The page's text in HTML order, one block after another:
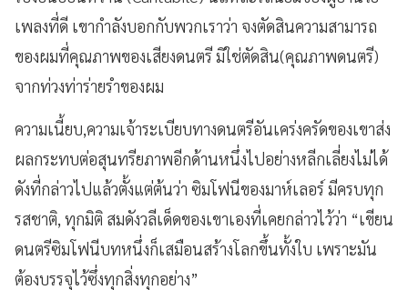
เพลงที่ดี เขากำลังบอกกับพวกเราว่า จงตัดสินความสามารถ
ของผมที่คุณภาพของเสียงดนตรี มิใช่ตัดสิน(คุณภาพดนตรี)
จากท่วงท่าร่ายรำของผม
ความเนี้ยบ,ความเจ้าระเบียบทางดนตรีอันเคร่งครัดของเขาส่ง
ผลกระทบต่อสุนทรียภาพอีกด้านหนึ่งไปอย่างหลีกเลี่ยงไม่ได้
ดังที่กล่าวไปแล้วตั้งแต่ต้นว่า ซิมโฟนีของมาห์เลอร์ มีครบทุก
รสชาติ, ทุกมิติ สมดังวลีเด็ดของเขาเองที่เคยกล่าวไว้ว่า “เขียน
ดนตรีซิมโฟนีบทหนึ่งก็เสมือนสร้างโลกขึ้นทั้งใบ เพราะมัน
ต้องบรรจุไว้ซึ่งทุกสิ่งทุกอย่าง”